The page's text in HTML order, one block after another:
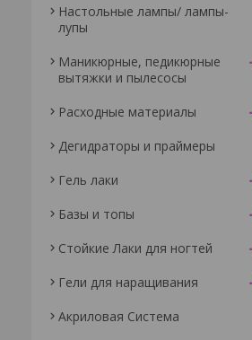
Настольные лампы/ лампы-
лупы
Маникюрные, педикюрные
вытяжки и пылесосы
Расходные материалы
Дегидраторы и праймеры
Гель лаки
Базы и топы
Стойкие Лаки для ногтей
Гели для наращивания
Акриловая Система